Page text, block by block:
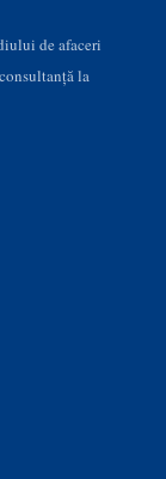
de afaceri
la